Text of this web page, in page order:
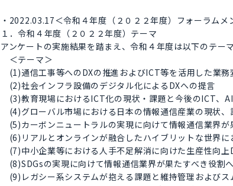
・2022.03.17＜令和４年度（２０２２年度）フォーラムメ
１．令和４年度（２０２２年度）テーマ
アンケートの実施結果を踏まえ、令和４年度は以下のテー
＜テーマ＞
(1)通信工事等へのDXの推進およびICT等を活用した業務
(2)社会インフラ設備のデジタル化によるDXへの提言
(3)教育現場におけるICT化の現状・課題と今後のICT、
(4)グローバル市場における日本の情報通信産業の現状
(5)カーボンニュートラルの実現に向けて情報通信業界が
(6)リアルとオンラインが融合したハイブリットな世界
(7)中小企業等における人手不足解消に向けた生産性向上
(8)SDGsの実現に向けて情報通信業界が果たすべき役割
(9)レガシー系システムが抱える課題と維持管理およびス